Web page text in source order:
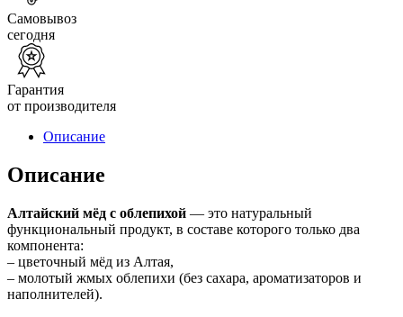
Самовывоз
сегодня
Гарантия
от производителя
Описание
Описание
Алтайский мёд с облепихой — это натуральный
функциональный продукт, в составе которого только два
компонента:
– цветочный мёд из Алтая,
– молотый жмых облепихи (без сахара, ароматизаторов и
наполнителей).